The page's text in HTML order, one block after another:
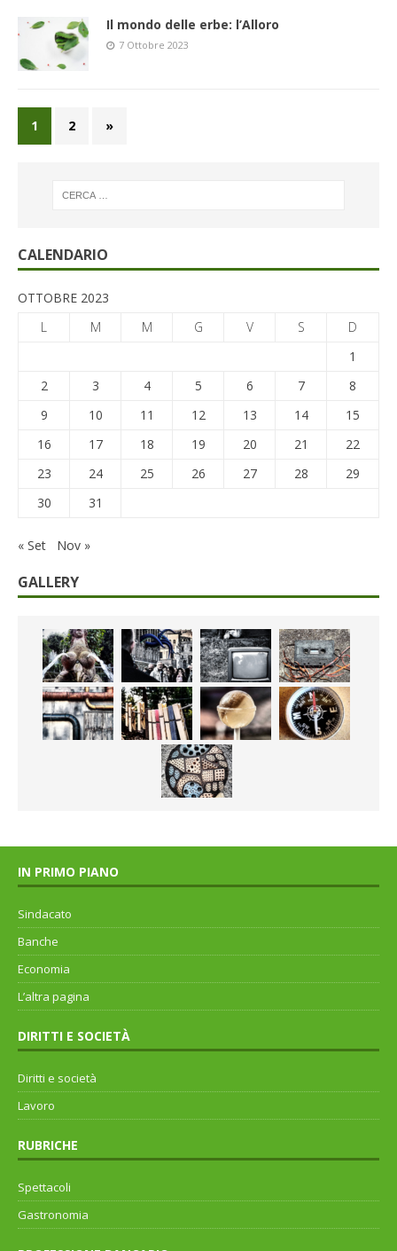
Il mondo delle erbe: l’Alloro
7 Ottobre 2023
1 2 »
CALENDARIO
OTTOBRE 2023
L
M M G V S
D
1
2
3 4 5 6 7
8
9
10 11 12 13 14
15
16
17 18 19 20 21
22
23
24 25 26 27 28
29
30
31
« Set Nov »
GALLERY
IN PRIMO PIANO
Sindacato
Banche
Economia
L’altra pagina
DIRITTI E SOCIETÀ
Diritti e società
Lavoro
RUBRICHE
Spettacoli
Gastronomia